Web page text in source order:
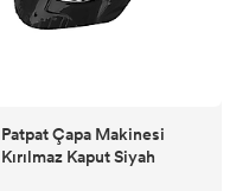
Patpat Çapa Makinesi
Kırılmaz Kaput Siyah